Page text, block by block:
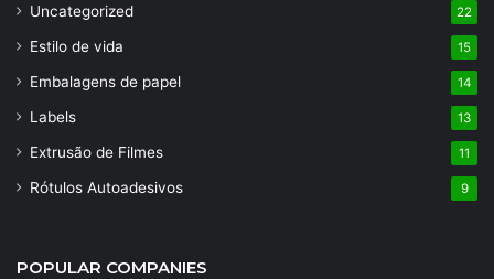
Uncategorized 22
Estilo de vida 15
Embalagens de papel 14
Labels 13
Extrusão de Filmes 11
Rótulos Autoadesivos 9
POPULAR COMPANIES